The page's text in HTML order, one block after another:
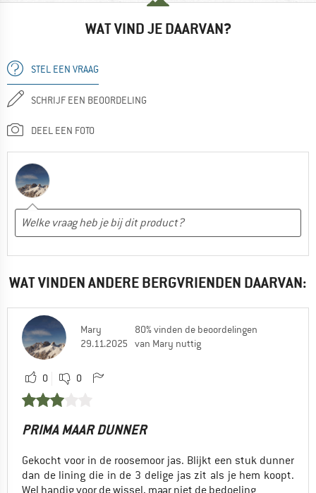
WAT VIND JE DAARVAN?
STEL EEN VRAAG
SCHRIJF EEN BEOORDELING
DEEL EEN FOTO
WAT VINDEN ANDERE BERGVRIENDEN DAARVAN:
Mary
29.11.2025
80% vinden de beoordelingen
van Mary nuttig
0 0
PRIMA MAAR DUNNER
Gekocht voor in de roosemoor jas. Blijkt een stuk dunner
dan de lining die in de 3 delige jas zit als je hem koopt.
Wel handig voor de wissel, maar niet de bedoeling